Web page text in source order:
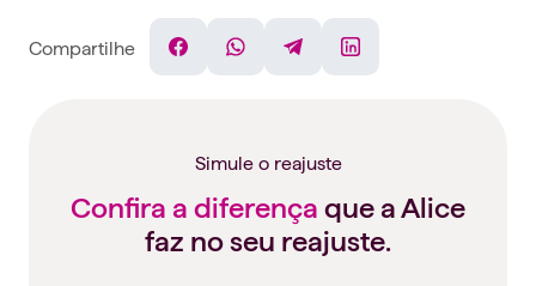
Compartilhe
FacebookWhatsAppTelegramLinkedin
Simule o reajuste
Confira a diferença que a Alice
faz no seu reajuste.